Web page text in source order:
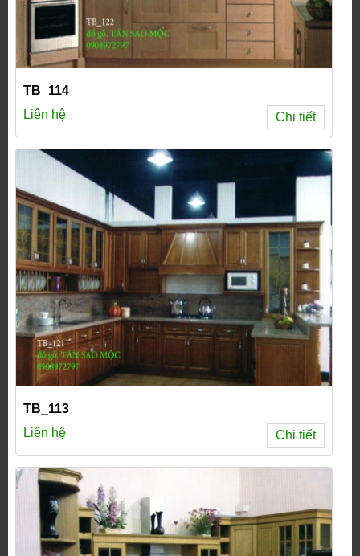
TB_114
Liên hệ
Chi tiết
TB_113
Liên hệ
Chi tiết